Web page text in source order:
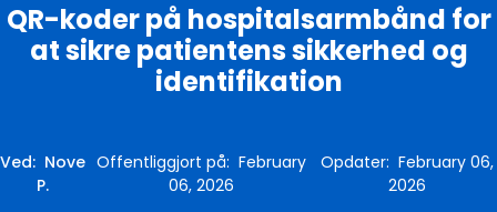
QR-koder på hospitalsarmbånd for
at sikre patientens sikkerhed og
identifikation
Ved: Nove
P.
Offentliggjort på:February
06, 2026
Opdater:February 06,
2026